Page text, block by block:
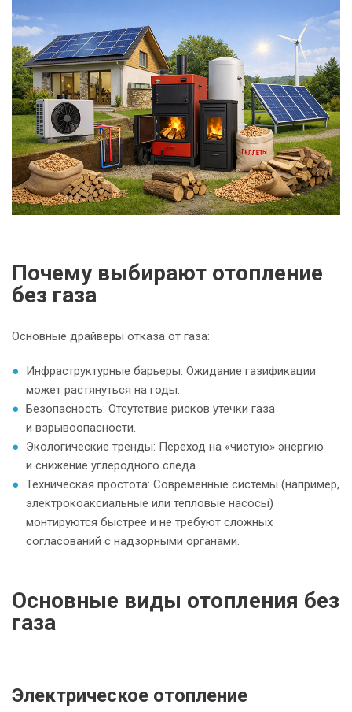
Почему выбирают отопление
без газа
Основные драйверы отказа от газа:
Инфраструктурные барьеры: Ожидание газификации
может растянуться на годы.
Безопасность: Отсутствие рисков утечки газа
и взрывоопасности.
Экологические тренды: Переход на «чистую» энергию
и снижение углеродного следа.
Техническая простота: Современные системы (например,
электрокоаксиальные или тепловые насосы)
монтируются быстрее и не требуют сложных
согласований с надзорными органами.
Основные виды отопления без
газа
Электрическое отопление